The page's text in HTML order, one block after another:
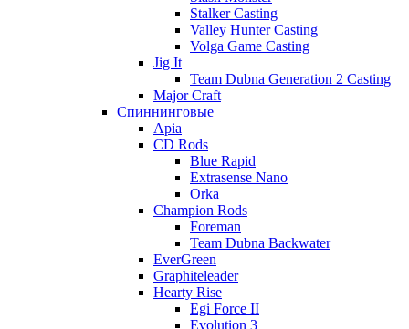
Stalker Casting
Valley Hunter Casting
Volga Game Casting
Jig It
Team Dubna Generation 2 Casting
Major Craft
Спиннинговые
Apia
CD Rods
Blue Rapid
Extrasense Nano
Orka
Champion Rods
Foreman
Team Dubna Backwater
EverGreen
Graphiteleader
Hearty Rise
Egi Force II
Evolution 3